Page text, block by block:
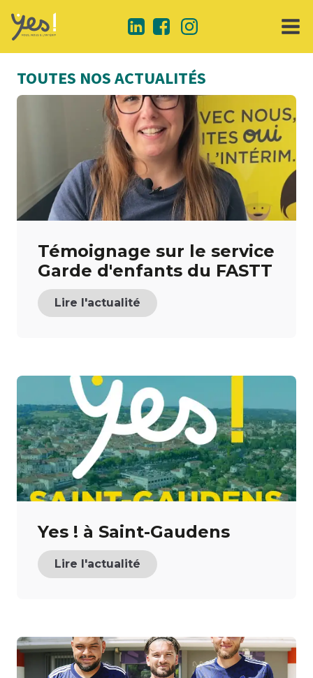
TOUTES NOS ACTUALITÉS
Témoignage sur le service
Garde d'enfants du FASTT
Lire l'actualité
Yes ! à Saint-Gaudens
Lire l'actualité